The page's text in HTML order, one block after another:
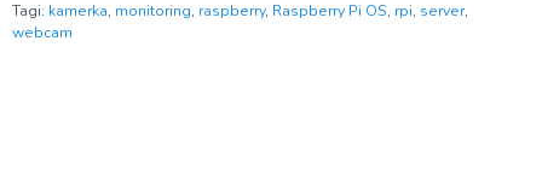
Tagi: kamerka, monitoring, raspberry, Raspberry Pi OS, rpi, server,
webcam